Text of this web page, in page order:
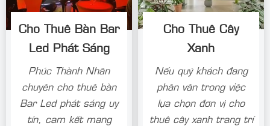
Cho Thuê Bàn Bar
Led Phát Sáng
Phúc Thành Nhân
chuyên cho thuê bàn
Bar Led phát sáng uy
tín, cam kết mang
Cho Thuê Cây
Xanh
Nếu quý khách đang
phân vân trong việc
lựa chọn đơn vị cho
thuê cây xanh trang trí